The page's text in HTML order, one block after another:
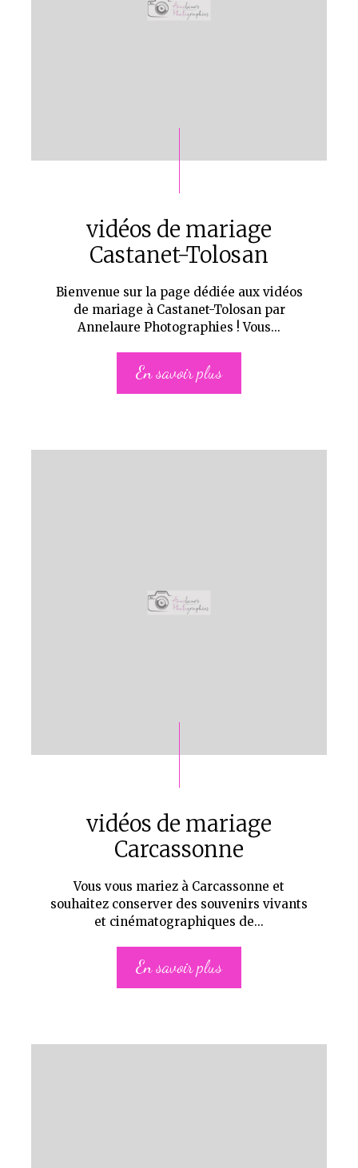
vidéos de mariage
Castanet-Tolosan
Bienvenue sur la page dédiée aux vidéos
de mariage à Castanet-Tolosan par
Annelaure Photographies ! Vous...
En savoir plus
vidéos de mariage
Carcassonne
Vous vous mariez à Carcassonne et
souhaitez conserver des souvenirs vivants
et cinématographiques de...
En savoir plus